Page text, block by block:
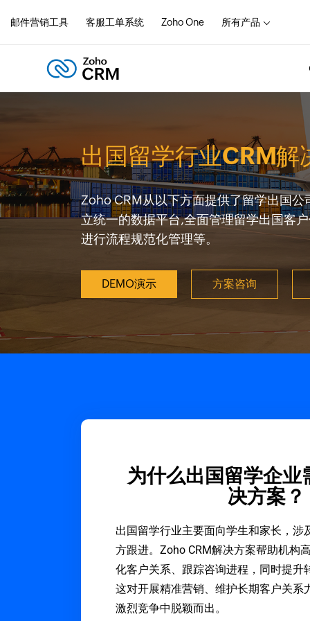
邮件营销工具 客服工单系统 Zoho One 所有产品
出国留学行业CRM解
Zoho CRM从以下方面提供了留学出国
立统一的数据平台,全面管理留学出国客
进行流程规范化管理等。
DEMO演示 方案咨询
为什么出国留学企业
决方案？
出国留学行业主要面向学生和家长，涉
方跟进。Zoho CRM解决方案帮助机构
化客户关系、跟踪咨询进程，同时提升
这对开展精准营销、维护长期客户关系
激烈竞争中脱颖而出。